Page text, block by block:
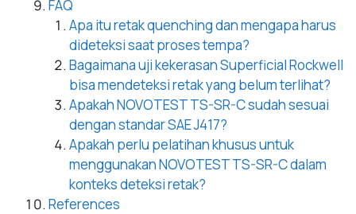
FAQ
Apa itu retak quenching dan mengapa harus
dideteksi saat proses tempa?
Bagaimana uji kekerasan Superficial Rockwell
bisa mendeteksi retak yang belum terlihat?
Apakah NOVOTEST TS-SR-C sudah sesuai
dengan standar SAE J417?
Apakah perlu pelatihan khusus untuk
menggunakan NOVOTEST TS-SR-C dalam
konteks deteksi retak?
References